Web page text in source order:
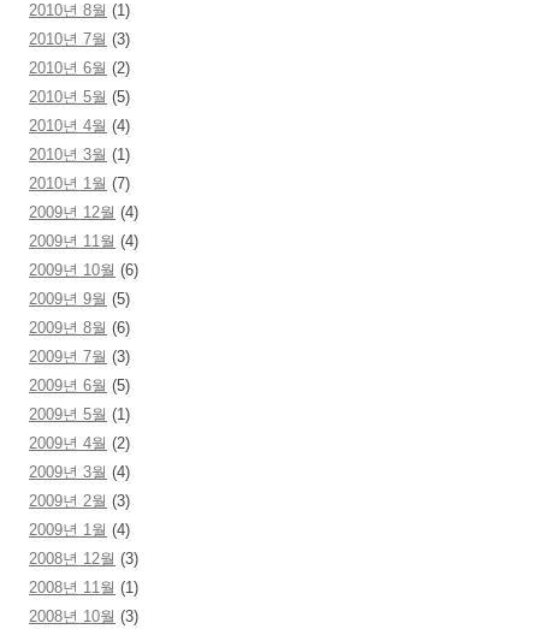
2010년 8월 (1)
2010년 7월 (3)
2010년 6월 (2)
2010년 5월 (5)
2010년 4월 (4)
2010년 3월 (1)
2010년 1월 (7)
2009년 12월 (4)
2009년 11월 (4)
2009년 10월 (6)
2009년 9월 (5)
2009년 8월 (6)
2009년 7월 (3)
2009년 6월 (5)
2009년 5월 (1)
2009년 4월 (2)
2009년 3월 (4)
2009년 2월 (3)
2009년 1월 (4)
2008년 12월 (3)
2008년 11월 (1)
2008년 10월 (3)